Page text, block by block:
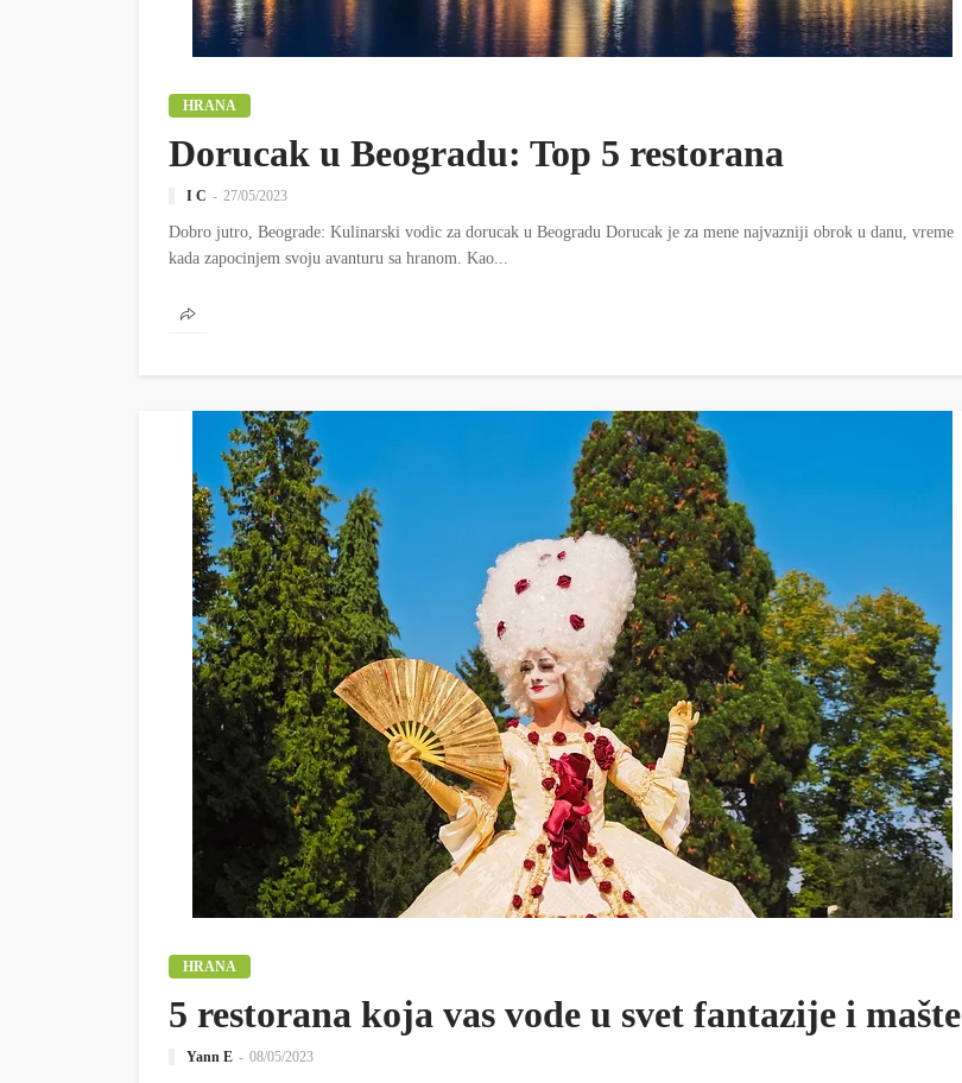
HRANA
Dorucak u Beogradu: Top 5 restorana
I C 27/05/2023
Dobro jutro, Beograde: Kulinarski vodic za dorucak u Beogradu Dorucak je za mene najvazniji obrok u danu, vreme
kada zapocinjem svoju avanturu sa hranom. Kao...
HRANA
5 restorana koja vas vode u svet fantazije i mašte
Yann E 08/05/2023